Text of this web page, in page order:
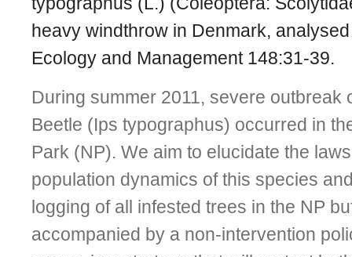
heavy windthrow in Denmark,
Ecology and Management 148:31-39.
During summer 2011, severe outbreak
Beetle (Ips typographus) occurred in
Park (NP). We aim to elucidate the
population dynamics of this species
logging of all infested trees in the NP
accompanied by a non-intervention